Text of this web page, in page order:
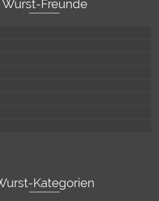
Wurst-Freunde
Kategorien